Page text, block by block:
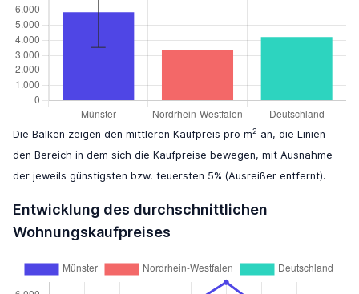
Die Balken zeigen den mittleren Kaufpreis pro m2 an, die Linien
den Bereich in dem sich die Kaufpreise bewegen, mit Ausnahme
der jeweils günstigsten bzw. teuersten 5% (Ausreißer entfernt).
Entwicklung des durchschnittlichen
Wohnungskaufpreises